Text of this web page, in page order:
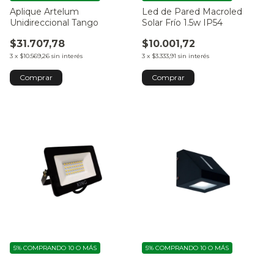
Aplique Artelum
Unidireccional Tango
$31.707,78
3 x $10.569,26 sin interés
Led de Pared Macroled
Solar Frío 1.5w IP54
$10.001,72
3 x $3.333,91 sin interés
5% COMPRANDO 10 O MÁS 5% COMPRANDO 10 O MÁS